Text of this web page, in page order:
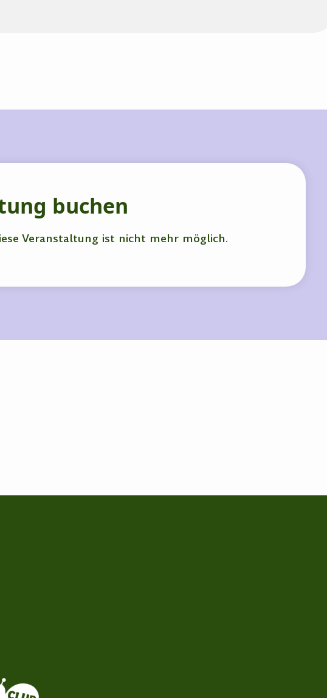
buchen
Veranstaltung ist nicht mehr möglich.